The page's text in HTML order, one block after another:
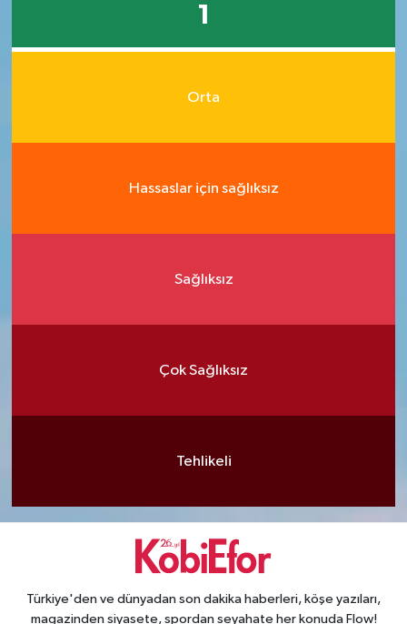
1
Orta
Hassaslar için sağlıksız
Sağlıksız
Çok Sağlıksız
Tehlikeli
Türkiye'den ve dünyadan son dakika haberleri, köşe yazıları,
magazinden siyasete, spordan seyahate her konuda Flow!